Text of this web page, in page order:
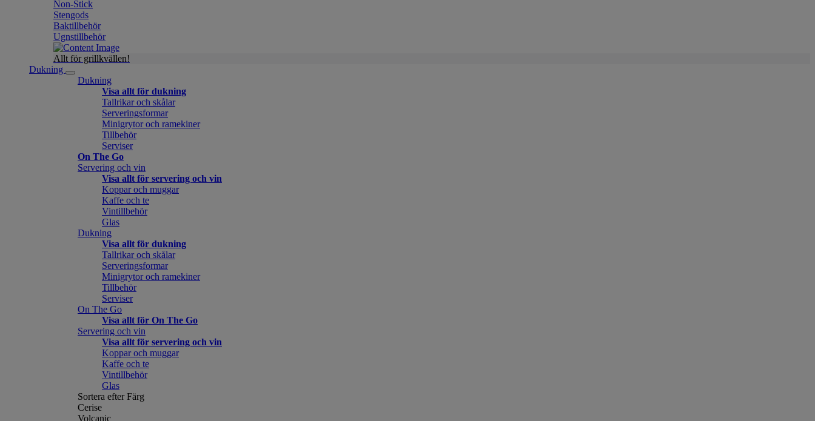
Non-Stick
Stengods
Baktillbehör
Ugnstillbehör
Allt för grillkvällen!
Dukning
Dukning
Visa allt för dukning
Tallrikar och skålar
Serveringsformar
Minigrytor och ramekiner
Tillbehör
Serviser
On The Go
Servering och vin
Visa allt för servering och vin
Koppar och muggar
Kaffe och te
Vintillbehör
Glas
Dukning
Visa allt för dukning
Tallrikar och skålar
Serveringsformar
Minigrytor och ramekiner
Tillbehör
Serviser
On The Go
Visa allt för On The Go
Servering och vin
Visa allt för servering och vin
Koppar och muggar
Kaffe och te
Vintillbehör
Glas
Sortera efter Färg
Cerise
Volcanic